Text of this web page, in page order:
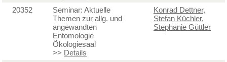
20352
Seminar: Aktuelle
Themen zur allg. und
angewandten
Entomologie
Ökologiesaal
>> Details
Konrad Dettner,
Stefan Küchler,
Stephanie Güttler